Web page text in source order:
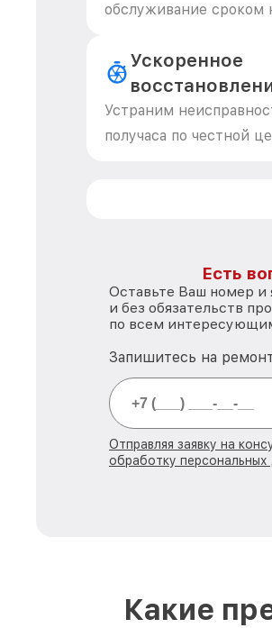
обслуживание сроком
Ускоренное
Устраним
получаса по честной
Есть
Оставьте Ваш номер и
и без обязательств
по всем
Запишитесь на
Отправляя заявку на
обработку персональных
Какие